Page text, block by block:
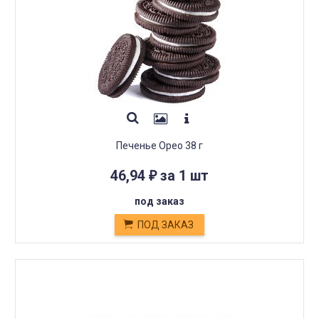
Печенье Орео 38 г
46,94 ₽за 1 шт
под заказ
ПОД ЗАКАЗ